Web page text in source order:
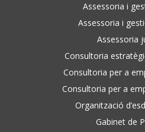
Assessoria i
Assessoria i
Assessoria
Consultoria
Consultoria per a
Consultoria per a
Organització
Gabinet de